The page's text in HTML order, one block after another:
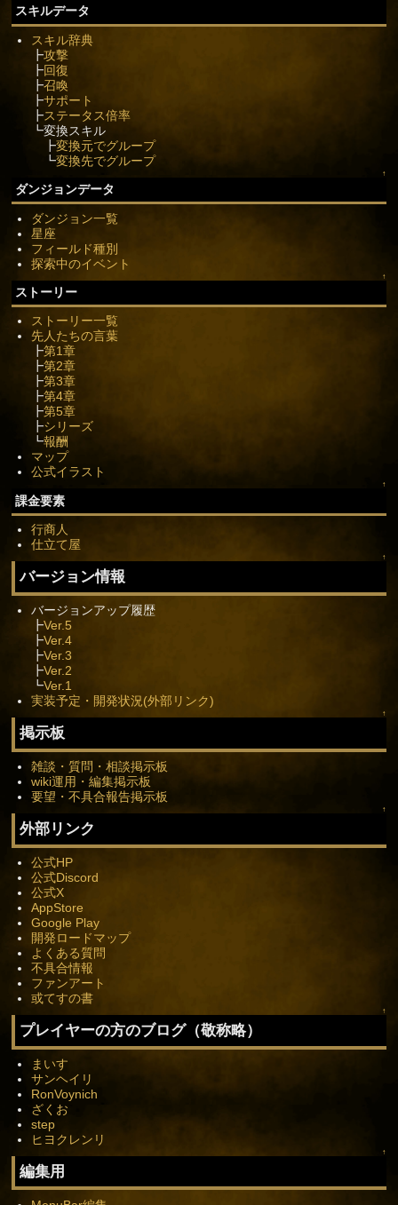
スキルデータ
スキル辞典
┣攻撃
┣回復
┣召喚
┣サポート
┣ステータス倍率
┗変換スキル
┣変換元でグループ
┗変換先でグループ
↑
ダンジョンデータ
ダンジョン一覧
星座
フィールド種別
探索中のイベント
↑
ストーリー
ストーリー一覧
先人たちの言葉
┣第1章
┣第2章
┣第3章
┣第4章
┣第5章
┣シリーズ
┗報酬
マップ
公式イラスト
↑
課金要素
行商人
仕立て屋
↑
バージョン情報
バージョンアップ履歴
┣Ver.5
┣Ver.4
┣Ver.3
┣Ver.2
┗Ver.1
実装予定・開発状況(外部リンク)
↑
掲示板
雑談・質問・相談掲示板
wiki運用・編集掲示板
要望・不具合報告掲示板
↑
外部リンク
公式HP
公式Discord
公式X
AppStore
Google Play
開発ロードマップ
よくある質問
不具合情報
ファンアート
或てすの書
↑
プレイヤーの方のブログ（敬称略）
まいす
サンヘイリ
RonVoynich
ざくお
step
ヒヨクレンリ
↑
編集用